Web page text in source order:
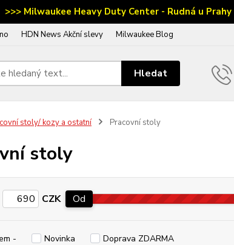
>>> Milwaukee Heavy Duty Center - Rudná u Prahy
HDN News Akční slevy Milwaukee Blog
Hledat
stoly/ kozy a ostatní Pracovní stoly
stoly
CZK Od
- Novinka Doprava ZDARMA